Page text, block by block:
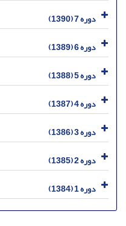
دوره 7 (1390)
دوره 6 (1389)
دوره 5 (1388)
دوره 4 (1387)
دوره 3 (1386)
دوره 2 (1385)
دوره 1 (1384)